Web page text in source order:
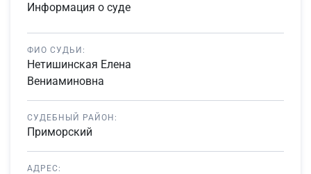
Информация о суде
ФИО СУДЬИ:
Нетишинская Елена
Вениаминовна
СУДЕБНЫЙ РАЙОН:
Приморский
АДРЕС: